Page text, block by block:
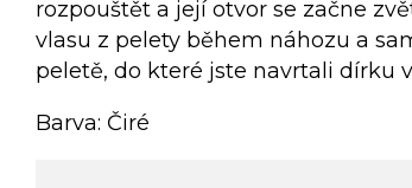
rozpouštět a její otvor se začne
vlasu z pelety během náhozu a
peletě, do které jste navrtali dírku
Barva: Čiré